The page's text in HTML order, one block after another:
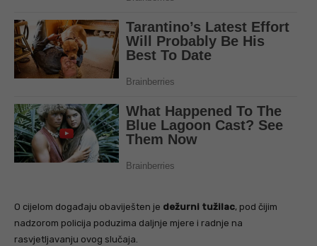
O cijelom događaju obaviješten je dežurni tužilac, pod čijim
nadzorom policija poduzima daljnje mjere i radnje na
rasvjetljavanju ovog slučaja.